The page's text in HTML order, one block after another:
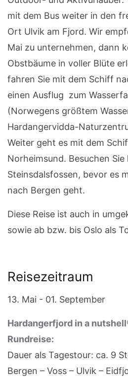
mit dem Bus weiter in den
Ort Ulvik am Fjord. Wir
Mai zu unternehmen, dann
Obstbäume in voller Blüte
fahren Sie mit dem Schiff
einen Ausflug zum
(Norwegens größtem
Hardangervidda-
Weiter geht es mit dem
Norheimsund. Besuchen Sie
Steinsdalsfossen, bevor es
nach Bergen geht.
Diese Reise ist auch in
sowie ab bzw. bis Oslo als
Reisezeitraum
13. Mai - 01. September
Hardangerfjord in a
Rundreise:
Dauer als Tagestour: ca. 9
Bergen – Voss – Ulvik –